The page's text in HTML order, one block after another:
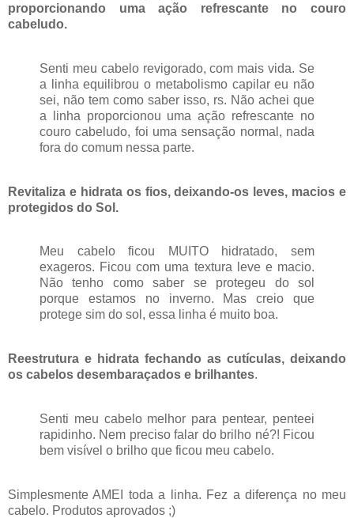
proporcionando uma ação refrescante no couro
cabeludo.
Senti meu cabelo revigorado, com mais vida. Se
a linha equilibrou o metabolismo capilar eu não
sei, não tem como saber isso, rs. Não achei que
a linha proporcionou uma ação refrescante no
couro cabeludo, foi uma sensação normal, nada
fora do comum nessa parte.
Revitaliza e hidrata os fios, deixando-os leves, macios e
protegidos do Sol.
Meu cabelo ficou MUITO hidratado, sem
exageros. Ficou com uma textura leve e macio.
Não tenho como saber se protegeu do sol
porque estamos no inverno. Mas creio que
protege sim do sol, essa linha é muito boa.
Reestrutura e hidrata fechando as cutículas, deixando
os cabelos desembaraçados e brilhantes.
Senti meu cabelo melhor para pentear, penteei
rapidinho. Nem preciso falar do brilho né?! Ficou
bem visível o brilho que ficou meu cabelo.
Simplesmente AMEI toda a linha. Fez a diferença no meu
cabelo. Produtos aprovados ;)